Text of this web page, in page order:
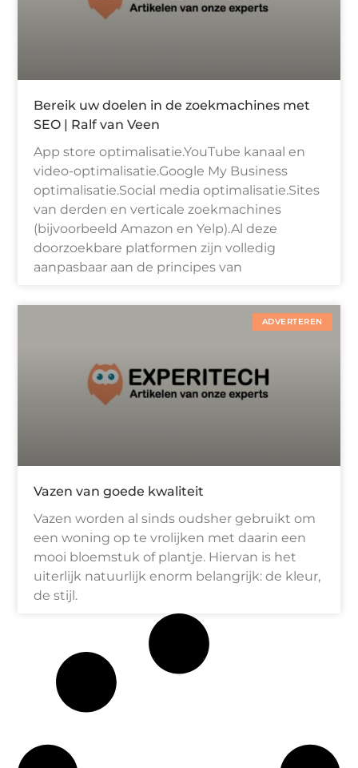
Bereik uw doelen in de zoekmachines met
SEO | Ralf van Veen
App store optimalisatie.YouTube kanaal en
video-optimalisatie.Google My Business
optimalisatie.Social media optimalisatie.Sites
van derden en verticale zoekmachines
(bijvoorbeeld Amazon en Yelp).Al deze
doorzoekbare platformen zijn volledig
aanpasbaar aan de principes van
ADVERTEREN
Vazen van goede kwaliteit
Vazen worden al sinds oudsher gebruikt om
een woning op te vrolijken met daarin een
mooi bloemstuk of plantje. Hiervan is het
uiterlijk natuurlijk enorm belangrijk: de kleur,
de stijl.